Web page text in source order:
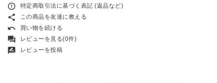
error_outline 特定商取引法に基づく表記 (返品など)
share この商品を友達に教える
undo 買い物を続ける
forum レビューを見る(0件)
rate_review レビューを投稿